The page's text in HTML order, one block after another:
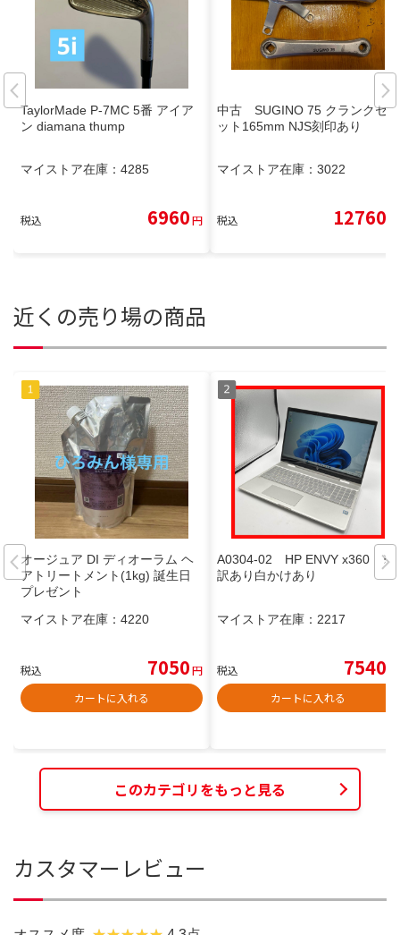
TaylorMade P-7MC 5番 アイア
ン diamana thump
マイストア在庫： 4285
税込 6960円
中古 SUGINO 75 クランクセ
ット165mm NJS刻印あり
マイストア在庫： 3022
税込 12760
近くの売り場の商品
オージュア DI ディオーラム ヘ
アトリートメント(1kg) 誕生日
プレゼント
マイストア在庫： 4220
税込 7050円
カートに入れる
A0304-02 HP ENVY x360 ※
訳あり白かけあり
マイストア在庫： 2217
税込 7540
カートに入れる
このカテゴリをもっと見る
カスタマーレビュー